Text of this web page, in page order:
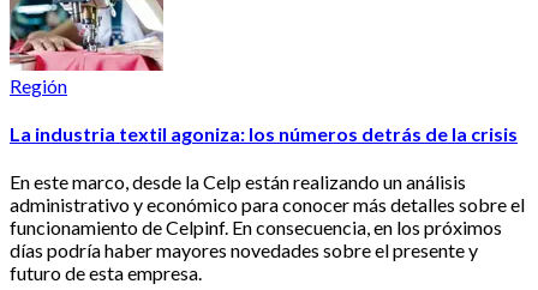
Región
La industria textil agoniza: los números detrás de la crisis
En este marco, desde la Celp están realizando un análisis
administrativo y económico para conocer más detalles sobre el
funcionamiento de Celpinf. En consecuencia, en los próximos
días podría haber mayores novedades sobre el presente y
futuro de esta empresa.